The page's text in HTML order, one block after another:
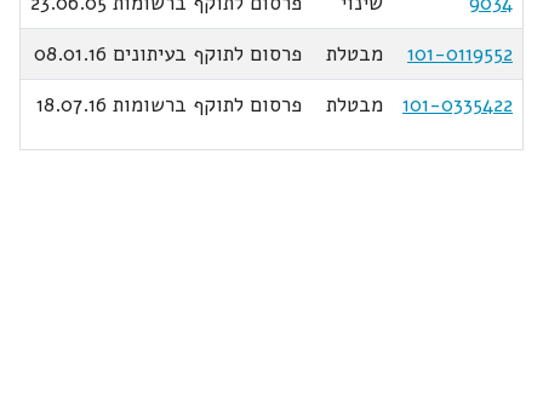
101-0119552
מבטלת
פרסום לתוקף בעיתונים 08.01.16
101-0335422
מבטלת פרסום לתוקף ברשומות 18.07.16